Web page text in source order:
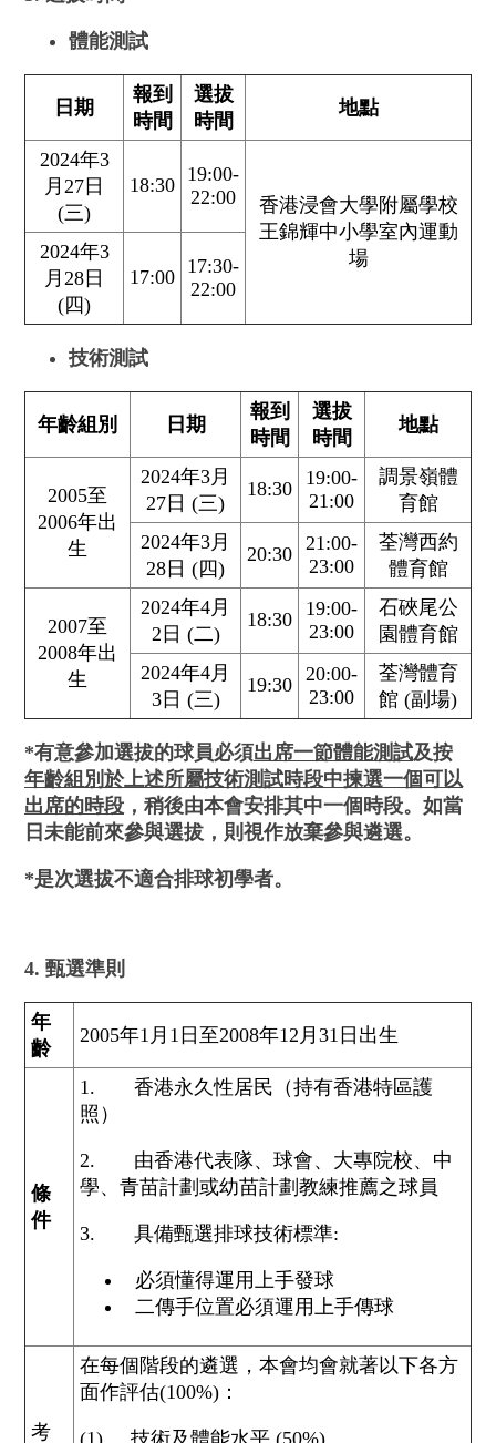
體能測試
日期
報到
時間
選拔
時間
地點
2024年3
月27日
(三)
18:30 19:00-
22:00
香港浸會大學附屬學校
王錦輝中小學室內運動
場
2024年3
月28日
(四)
17:00 17:30-
22:00
技術測試
年齡組別 日期
報到
時間
選拔
時間
地點
2005至
2006年出
生
2024年3月
27日 (三)
18:30
19:00-
21:00
調景嶺體
育館
2024年3月
28日 (四)
20:30 21:00-
23:00
荃灣西約
體育館
2007至
2008年出
生
2024年4月
2日 (二)
18:30
19:00-
23:00
石硤尾公
園體育館
2024年4月
3日 (三)
19:30 20:00-
23:00
荃灣體育
館 (副場)
*有意參加選拔的球員必須出席一節體能測試及按
年齡組別 於上述所屬技術測試時段中揀選一個可以
出席的時段 ， 稍後由本會安排其中一個時段。 如當
日未能前來參與選拔，則視作放棄參與遴選。
*是次選拔不適合排球初學者。
4. 甄選準則
年
齡
2005年1月1日至2008年12月31日出生
條
件
1. 香港永久性居民（持有香港特區護
照）
2. 由香港代表隊、球會、大專院校、中
學、青苗計劃或幼苗計劃教練推薦之球員
3. 具備甄選排球技術標準:
必須懂得運用上手發球
二傳手位置必須運用上手傳球
考
在每個階段的遴選，本會均會就著以下各方
面作評估(100%)：